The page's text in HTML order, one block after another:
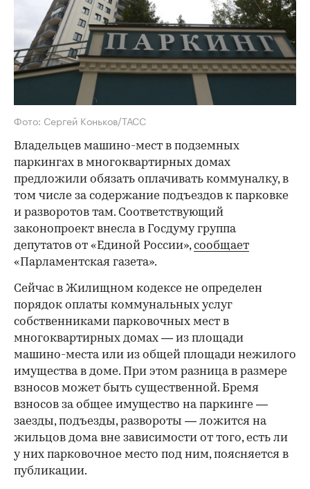
Фото: Сергей Коньков/ТАСС
Владельцев машино-мест в подземных
паркингах в многоквартирных домах
предложили обязать оплачивать коммуналку, в
том числе за содержание подъездов к парковке
и разворотов там. Соответствующий
законопроект внесла в Госдуму группа
депутатов от «Единой России»,сообщает
«Парламентская газета».
Сейчас в Жилищном кодексе не определен
порядок оплаты коммунальных услуг
собственниками парковочных мест в
многоквартирных домах — из площади
машино-места или из общей площади нежилого
имущества в доме. При этом разница в размере
взносов может быть существенной. Бремя
взносов за общее имущество на паркинге —
заезды, подъезды, развороты — ложится на
жильцов дома вне зависимости от того, есть ли
у них парковочное место под ним, поясняется в
публикации.